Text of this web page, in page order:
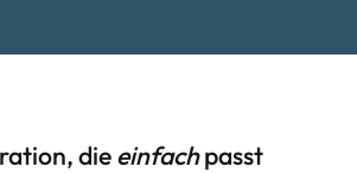
dieeinfachpasst